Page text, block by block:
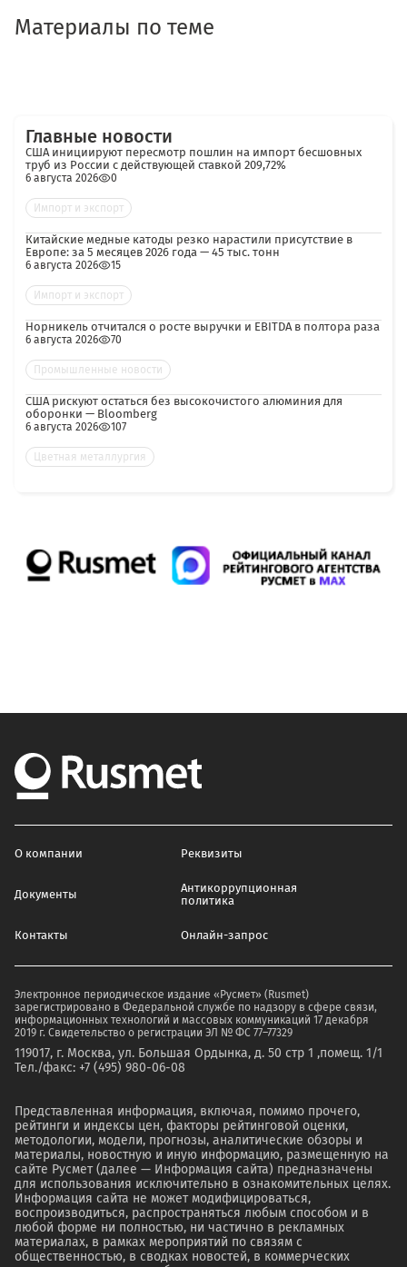
Материалы по теме
Главные новости
США инициируют пересмотр пошлин на импорт бесшовных
труб из России с действующей ставкой 209,72%
6 августа 2026 0
Импорт и экспорт
Китайские медные катоды резко нарастили присутствие в
Европе: за 5 месяцев 2026 года — 45 тыс. тонн
6 августа 2026 15
Импорт и экспорт
Норникель отчитался о росте выручки и EBITDA в полтора раза
6 августа 2026 70
Промышленные новости
США рискуют остаться без высокочистого алюминия для
оборонки — Bloomberg
6 августа 2026 107
Цветная металлургия
О компании Реквизиты
Документы
Антикоррупционная
политика
Контакты Онлайн-запрос
Электронное периодическое издание «Русмет» (Rusmet)
зарегистрировано в Федеральной службе по надзору в сфере связи,
информационных технологий и массовых коммуникаций 17 декабря
2019 г. Свидетельство о регистрации ЭЛ № ФС 77–77329
119017, г. Москва, ул. Большая Ордынка, д. 50 стр 1 ,помещ. 1/1
Тел./факс: +7 (495) 980-06-08
Представленная информация, включая, помимо прочего,
рейтинги и индексы цен, факторы рейтинговой оценки,
методологии, модели, прогнозы, аналитические обзоры и
материалы, новостную и иную информацию, размещенную на
сайте Русмет (далее — Информация сайта) предназначены
для использования исключительно в ознакомительных целях.
Информация сайта не может модифицироваться,
воспроизводиться, распространяться любым способом и в
любой форме ни полностью, ни частично в рекламных
материалах, в рамках мероприятий по связям с
общественностью, в сводках новостей, в коммерческих